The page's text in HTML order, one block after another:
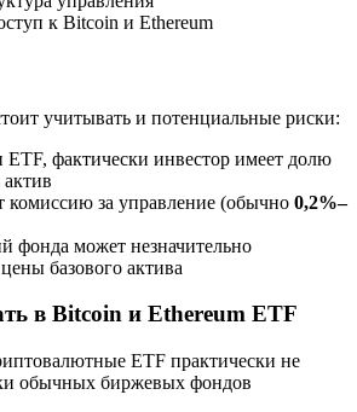
к Bitcoin и Ethereum
учитывать и потенциальные риски:
ETF, фактически инвестор имеет долю
за управление (обычно 0,2%–
фонда может незначительно
базового актива
в Bitcoin и Ethereum ETF
ETF практически не
обычных биржевых фондов